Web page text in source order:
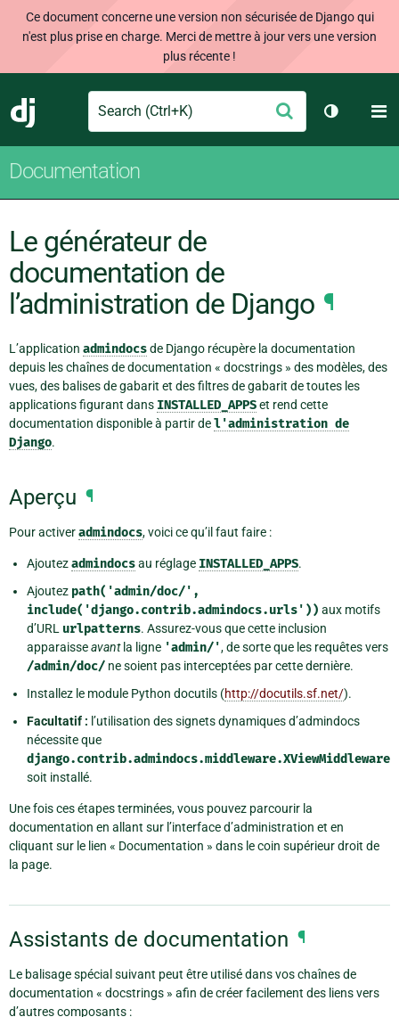
Ce document concerne une version non sécurisée de Django qui
n'est plus prise en charge. Merci de mettre à jour vers une version
plus récente !
Django
Search Envoyer
Changer
Documentation
Le générateur de
documentation de
l’administration de Django ¶
L’application admindocsde Django récupère la documentation
depuis les chaînes de documentation « docstrings » des modèles, des
vues, des balises de gabarit et des filtres de gabarit de toutes les
applications figurant dans INSTALLED_APPSet rend cette
documentation disponible à partir del'administration de
Django.
Aperçu ¶
Pour activeradmindocs, voici ce qu’il faut faire :
Ajoutezadmindocsau réglage INSTALLED_APPS.
Ajoutez path('admin/doc/',
include('django.contrib.admindocs.urls')) aux motifs
d’URL urlpatterns. Assurez-vous que cette inclusion
apparaisseavantla ligne 'admin/', de sorte que les requêtes vers
/admin/doc/ ne soient pas interceptées par cette dernière.
Installez le module Python docutils (http://docutils.sf.net/).
Facultatif : l’utilisation des signets dynamiques d’admindocs
nécessite que
django.contrib.admindocs.middleware.XViewMiddleware
soit installé.
Une fois ces étapes terminées, vous pouvez parcourir la
documentation en allant sur l’interface d’administration et en
cliquant sur le lien « Documentation » dans le coin supérieur droit de
la page.
Assistants de documentation ¶
Le balisage spécial suivant peut être utilisé dans vos chaînes de
documentation « docstrings » afin de créer facilement des liens vers
d’autres composants :